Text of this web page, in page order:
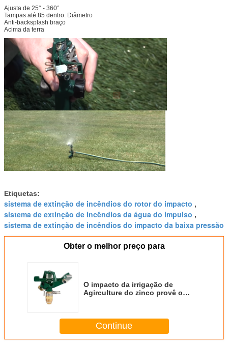
Ajusta de 25° - 360°
Tampas até 85 dentro. Diâmetro
Anti-backsplash braço
Acima da terra
Etiquetas:
sistema de extinção de incêndios do rotor do impacto ,
sistema de extinção de incêndios da água do impulso ,
sistema de extinção de incêndios do impacto da baixa pressão
Obter o melhor preço para
O impacto da irrigação de
Agirculture do zinco provê o
Continue